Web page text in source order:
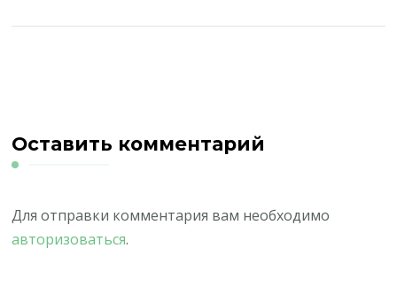
Оставить комментарий
Для отправки комментария вам необходимо
авторизоваться.